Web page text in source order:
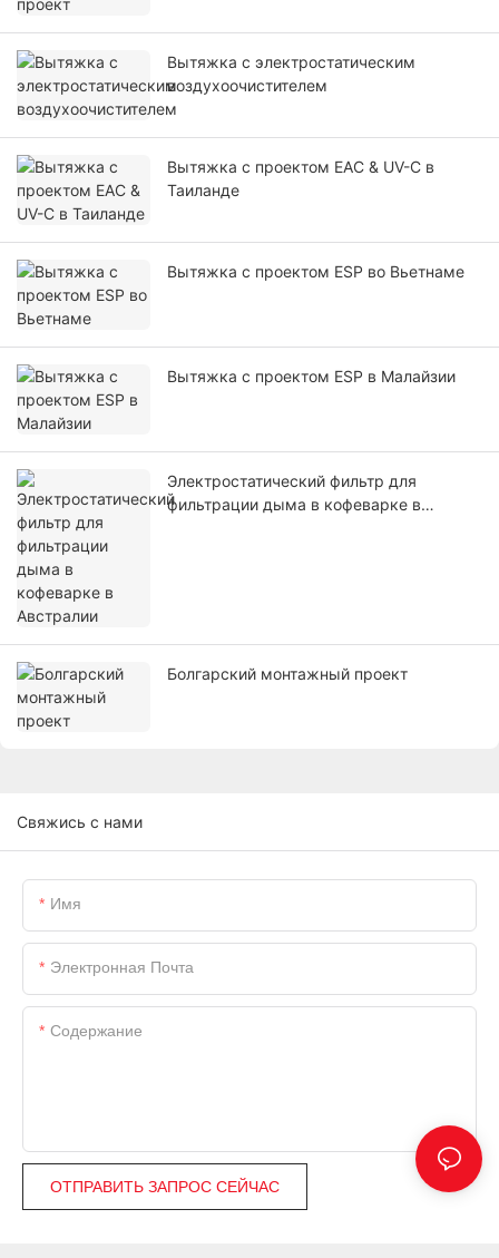
Вытяжка с электростатическим
воздухоочистителем
Вытяжка с проектом EAC & UV-C в
Таиланде
Вытяжка с проектом ESP во Вьетнаме
Вытяжка с проектом ESP в Малайзии
Электростатический фильтр для
фильтрации дыма в кофеварке в
Болгарский монтажный проект
Свяжись с нами
Имя
Электронная Почта
Содержание
ОТПРАВИТЬ ЗАПРОС СЕЙЧАС